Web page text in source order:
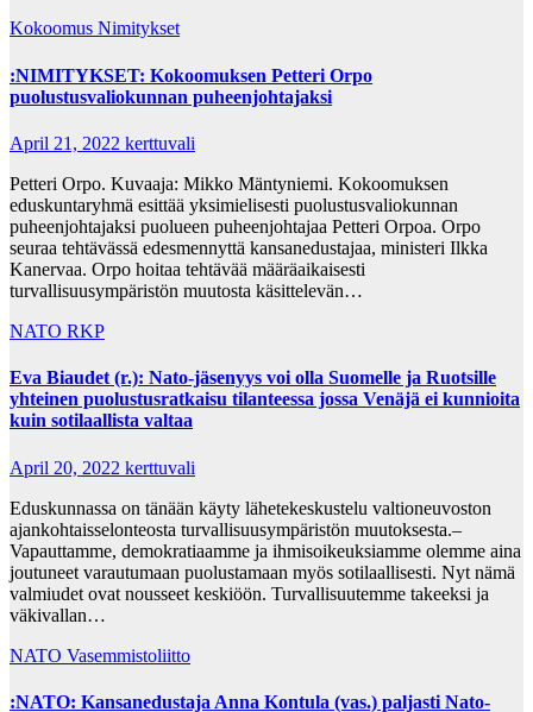
Kokoomus Nimitykset
:NIMITYKSET: Kokoomuksen Petteri Orpo
puolustusvaliokunnan puheenjohtajaksi
April 21, 2022 kerttuvali
Petteri Orpo. Kuvaaja: Mikko Mäntyniemi. Kokoomuksen
eduskuntaryhmä esittää yksimielisesti puolustusvaliokunnan
puheenjohtajaksi puolueen puheenjohtajaa Petteri Orpoa. Orpo
seuraa tehtävässä edesmennyttä kansanedustajaa, ministeri Ilkka
Kanervaa. Orpo hoitaa tehtävää määräaikaisesti
turvallisuusympäristön muutosta käsittelevän…
NATO RKP
Eva Biaudet (r.): Nato-jäsenyys voi olla Suomelle ja Ruotsille
yhteinen puolustusratkaisu tilanteessa jossa Venäjä ei kunnioita
kuin sotilaallista valtaa
April 20, 2022 kerttuvali
Eduskunnassa on tänään käyty lähetekeskustelu valtioneuvoston
ajankohtaisselonteosta turvallisuusympäristön muutoksesta.–
Vapauttamme, demokratiaamme ja ihmisoikeuksiamme olemme aina
joutuneet varautumaan puolustamaan myös sotilaallisesti. Nyt nämä
valmiudet ovat nousseet keskiöön. Turvallisuutemme takeeksi ja
väkivallan…
NATO Vasemmistoliitto
:NATO: Kansanedustaja Anna Kontula (vas.) paljasti Nato-